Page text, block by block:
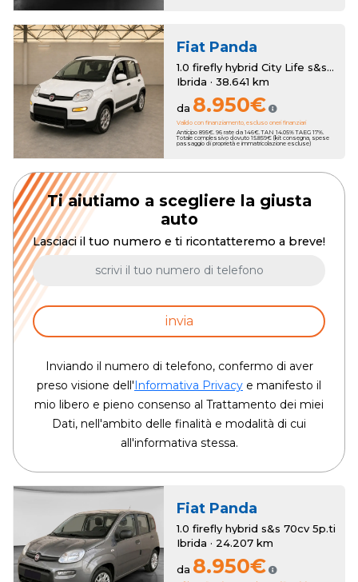
Fiat Panda
1.0 firefly hybrid City Life s&s 70cv
Ibrida · 38.641 km
da 8.950€
Valido con finanziamento, escluso oneri finanziari
Anticipo 895€. 96 rate da 146€. TAN 14.05% TAEG 17%.
Totale complessivo dovuto 15.859€ (kit consegna, spese
passaggio di proprietà e immatricolazione escluse)
Ti aiutiamo a scegliere la giusta
auto
Lasciaci il tuo numero e ti ricontatteremo a breve!
invia
Inviando il numero di telefono, confermo di aver
preso visione dell'Informativa Privacy e manifesto il
mio libero e pieno consenso al Trattamento dei miei
Dati, nell'ambito delle finalità e modalità di cui
all'informativa stessa.
Fiat Panda
1.0 firefly hybrid s&s 70cv 5p.ti
Ibrida · 24.207 km
da 8.950€